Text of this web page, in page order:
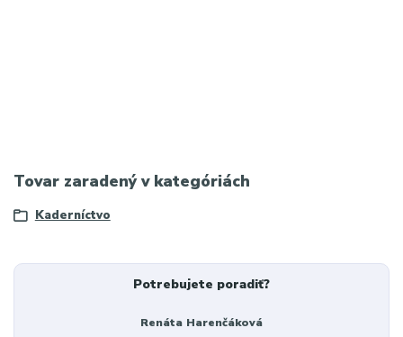
Tovar zaradený v kategóriách
Kaderníctvo
Potrebujete poradiť?
Renáta Harenčáková